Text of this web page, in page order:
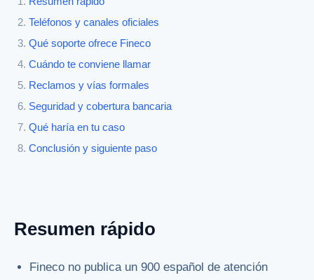
Teléfonos y canales oficiales
Qué soporte ofrece Fineco
Cuándo te conviene llamar
Reclamos y vías formales
Seguridad y cobertura bancaria
Qué haría en tu caso
Conclusión y siguiente paso
Resumen rápido
Fineco no publica un 900 español de atención